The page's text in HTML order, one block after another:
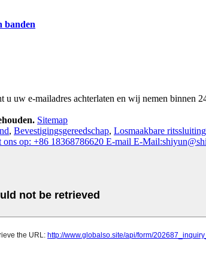
banden
uw e-mailadres achterlaten en wij nemen binnen
Sitemap
, Bevestigingsgereedschap, Losmaakbare
ons op: +86 18368786620 E-mail E-